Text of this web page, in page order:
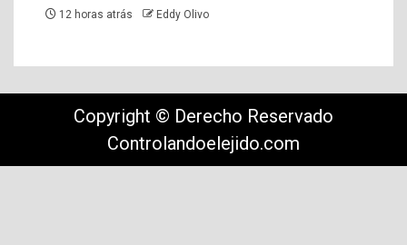
12 horas atrás Eddy Olivo
Copyright © Derecho Reservado
Controlandoelejido.com